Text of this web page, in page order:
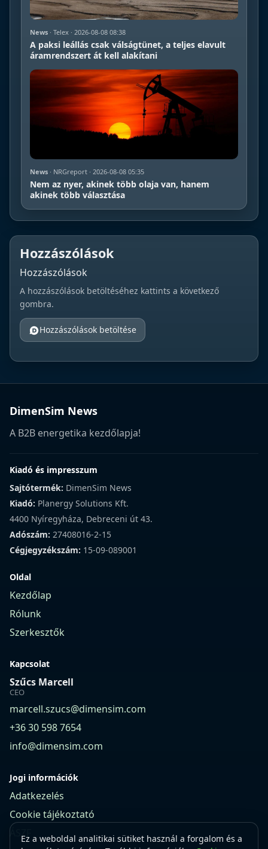
News · Telex · 2026-08-08 08:38
A paksi leállás csak válságtünet, a teljes elavult
áramrendszert át kell alakítani
News · NRGreport · 2026-08-08 05:35
Nem az nyer, akinek több olaja van, hanem
akinek több választása
Hozzászólások
Hozzászólások
A hozzászólások betöltéséhez kattints a következő
gombra.
Hozzászólások betöltése
Ez a weboldal analitikai sütiket használ a forgalom és a
DimenSim News
A B2B energetika kezdőlapja!
Kiadó és impresszum
Sajtótermék: DimenSim News
Kiadó: Planergy Solutions Kft.
4400 Nyíregyháza, Debreceni út 43.
Adószám: 27408016-2-15
Cégjegyzékszám: 15-09-089001
Oldal
Kezdőlap
Rólunk
Szerkesztők
Kapcsolat
Szűcs Marcell
CEO
marcell.szucs@dimensim.com
+36 30 598 7654
info@dimensim.com
Jogi információk
Adatkezelés
Cookie tájékoztató
ÁSZF